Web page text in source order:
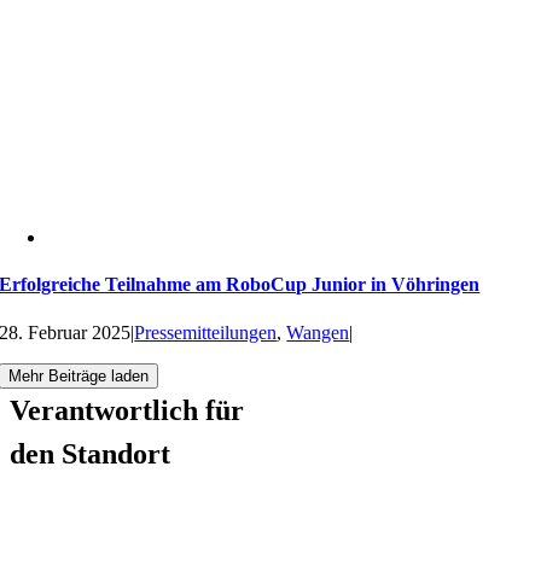
Erfolgreiche Teilnahme am RoboCup Junior in Vöhringen
28. Februar 2025|Pressemitteilungen,Wangen|
Mehr Beiträge laden
Verantwortlich für
den Standort